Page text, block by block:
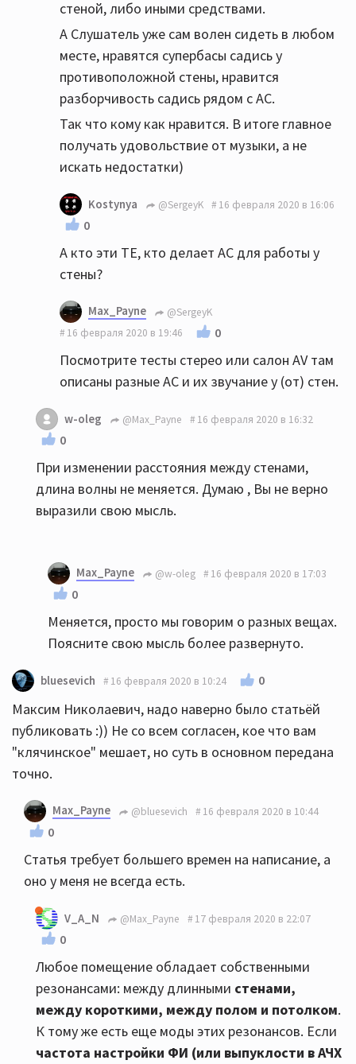
стеной, либо иными средствами.
А Слушатель уже сам волен сидеть в любом
месте, нравятся супербасы садись у
противоположной стены, нравится
разборчивость садись рядом с АС.
Так что кому как нравится. В итоге главное
получать удовольствие от музыки, а не
искать недостатки)
Kostynya @SergeyK 16 февраля 2020 в 16:06
0
А кто эти ТЕ, кто делает АС для работы у
стены?
Max_Payne
@SergeyK
16 февраля 2020 в 19:46
0
Посмотрите тесты стерео или салон AV там
описаны разные АС и их звучание у (от) стен.
w-oleg @Max_Payne 16 февраля 2020 в 16:32
0
При изменении расстояния между стенами,
длина волны не меняется. Думаю , Вы не верно
выразили свою мысль.
Max_Payne @w-oleg 16 февраля 2020 в 17:03
0
Меняется, просто мы говорим о разных вещах.
Поясните свою мысль более развернуто.
bluesevich 16 февраля 2020 в 10:24 0
Максим Николаевич, надо наверно было статьёй
публиковать :)) Не со всем согласен, кое что вам
"клячинское" мешает, но суть в основном передана
точно.
Max_Payne @bluesevich 16 февраля 2020 в 10:44
0
Статья требует большего времен на написание, а
оно у меня не всегда есть.
V_A_N @Max_Payne 17 февраля 2020 в 22:07
0
Любое помещение обладает собственными
резонансами: между длинными стенами,
между короткими, между полом и потолком.
К тому же есть еще моды этих резонансов. Если
частота настройки ФИ (или выпуклости в АЧХ